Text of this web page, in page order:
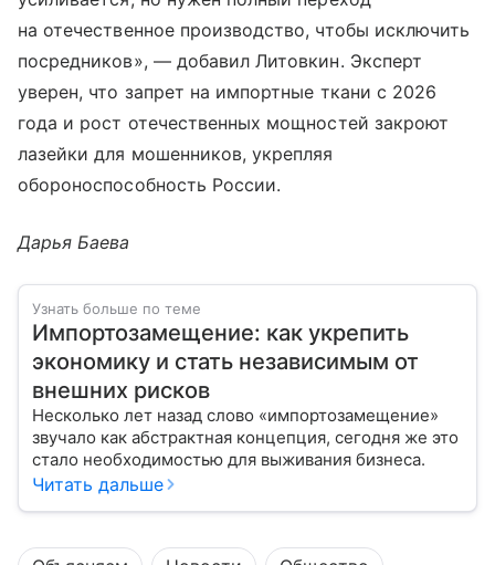
на отечественное производство, чтобы исключить
посредников», — добавил Литовкин. Эксперт
уверен, что запрет на импортные ткани с 2026
года и рост отечественных мощностей закроют
лазейки для мошенников, укрепляя
обороноспособность России.
Дарья Баева
Узнать больше по теме
Импортозамещение: как укрепить
экономику и стать независимым от
внешних рисков
Несколько лет назад слово «импортозамещение»
звучало как абстрактная концепция, сегодня же это
стало необходимостью для выживания бизнеса.
Читать дальше